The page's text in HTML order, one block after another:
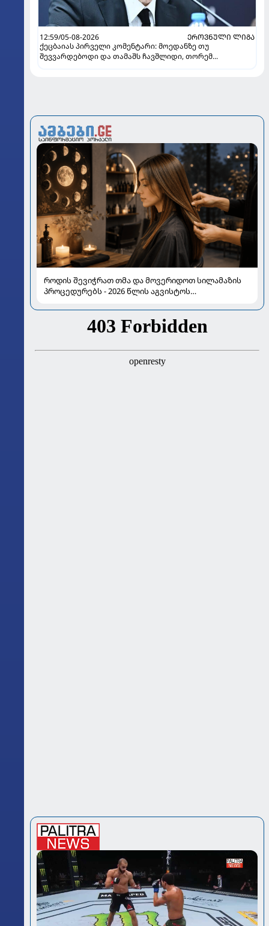
12:59/05-08-2026
ᲔᲠᲝᲕᲜᲣᲚᲘ ᲚᲘᲒᲐ
ქეცბაიას პირველი კომენტარი: მოედანზე თუ
შევვარდებოდი და თამაშს ჩავშლიდი, თორემ...
როდის შევიჭრათ თმა და მოვერიდოთ სილამაზის
პროცედურებს - 2026 წლის აგვისტოს